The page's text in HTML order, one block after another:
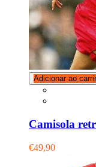
Adicionar ao
Camisola
€49,90